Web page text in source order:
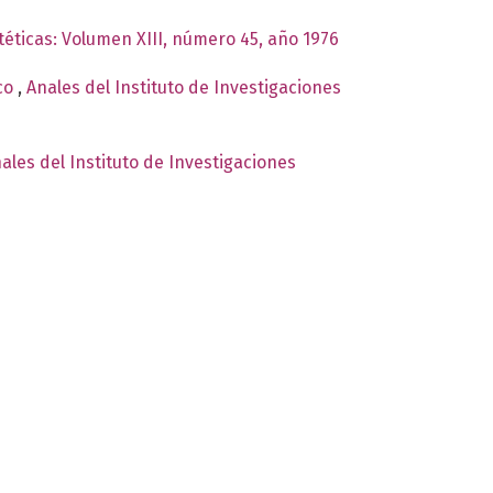
Volumen XIII, número 45, año 1976
, Anales del Instituto de Investigaciones
del Instituto de Investigaciones